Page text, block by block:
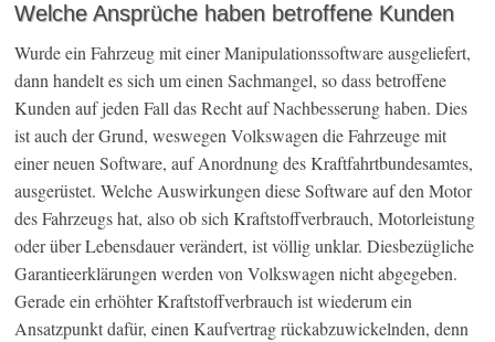
Welche Ansprüche haben betroffene Kunden
Wurde ein Fahrzeug mit einer Manipulationssoftware ausgeliefert,
dann handelt es sich um einen Sachmangel, so dass betroffene
Kunden auf jeden Fall das Recht auf Nachbesserung haben. Dies
ist auch der Grund, weswegen Volkswagen die Fahrzeuge mit
einer neuen Software, auf Anordnung des Kraftfahrtbundesamtes,
ausgerüstet. Welche Auswirkungen diese Software auf den Motor
des Fahrzeugs hat, also ob sich Kraftstoffverbrauch, Motorleistung
oder über Lebensdauer verändert, ist völlig unklar. Diesbezügliche
Garantieerklärungen werden von Volkswagen nicht abgegeben.
Gerade ein erhöhter Kraftstoffverbrauch ist wiederum ein
Ansatzpunkt dafür, einen Kaufvertrag rückabzuwickelnden, denn